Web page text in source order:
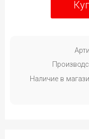
Наличие в